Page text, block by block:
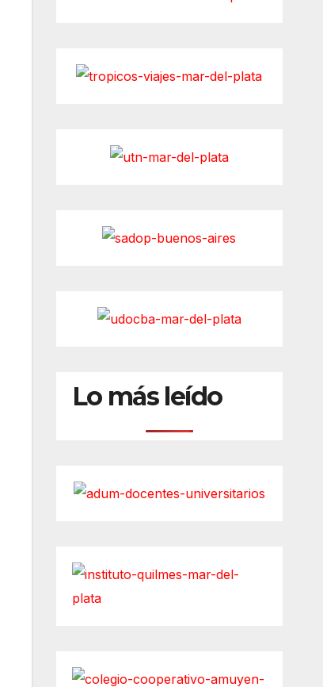
Lo más leído